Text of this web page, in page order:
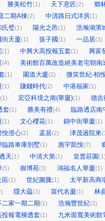
勝美松竹(1) 天下意匠(2)
鄉
二期A棟(2) 中清路日式洋房(1)
氏璧(1) 陽光之邑(1)
浩瀚湖濱
街天廈(1) 孩子國 (1) 一品居(3)
(1) 中興大高投報五套(1)
興富
(4)
美術館百萬改造絕美老宅朝南
(1) 園道大廈(2)
微笑世紀-柏
(1) 賺錢時代(2) 中港福家(1)
(1) 宏亞科境之南(華廈)(1)
德吉
套(1) 勝美有禮(4)
臨路透店南
(1) 文心櫻花(1) 錦中街華廈(1)
悅澄心(2) 孟居(2) 津茂過院來
臨路車庫別墅(1) 惠宇凱悅(7)
天(1) 中清大第(1) 皇普莊園
(5) 御博苑(3) 鴻福名人華廈(1)
區(1) 世紀圖騰(1)
太平新高商
隱大藴(3) 當代名廈(1)
林
二家一期二期(1) 浩瀚豐世紀(3)
投報電梯透套(1)
九米面寬美術館